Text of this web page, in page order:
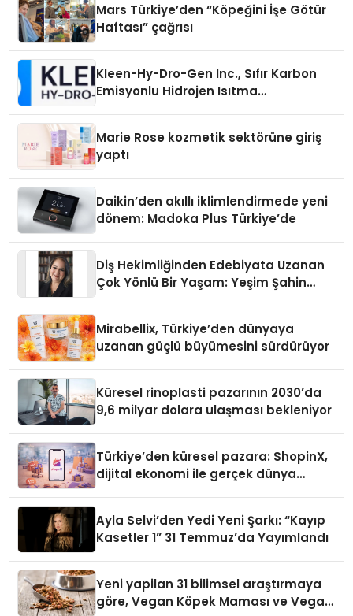
Mars Türkiye’den “Köpeğini İşe Götür
Haftası” çağrısı
Kleen-Hy-Dro-Gen Inc., Sıfır Karbon
Emisyonlu Hidrojen Isıtma
Marie Rose kozmetik sektörüne giriş
yaptı
Daikin’den akıllı iklimlendirmede yeni
dönem: Madoka Plus Türkiye’de
Diş Hekimliğinden Edebiyata Uzanan
Çok Yönlü Bir Yaşam: Yeşim Şahin
Mirabellix, Türkiye’den dünyaya
uzanan güçlü büyümesini sürdürüyor
Küresel rinoplasti pazarının 2030’da
9,6 milyar dolara ulaşması bekleniyor
Türkiye’den küresel pazara: ShopinX,
dijital ekonomi ile gerçek dünya
Ayla Selvi’den Yedi Yeni Şarkı: “Kayıp
Kasetler 1” 31 Temmuz’da Yayımlandı
Yeni yapilan 31 bilimsel araştırmaya
göre, Vegan Köpek Maması ve Vegan